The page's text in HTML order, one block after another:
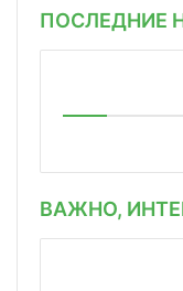
ПОСЛЕДНИЕ
ВАЖНО,